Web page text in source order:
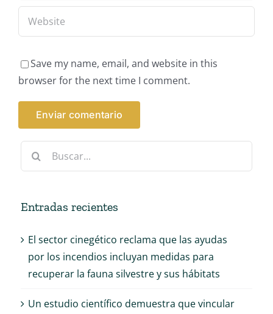
Save my name, email, and website in this
browser for the next time I comment.
Buscar:
Entradas recientes
El sector cinegético reclama que las ayudas
por los incendios incluyan medidas para
recuperar la fauna silvestre y sus hábitats
Un estudio científico demuestra que vincular